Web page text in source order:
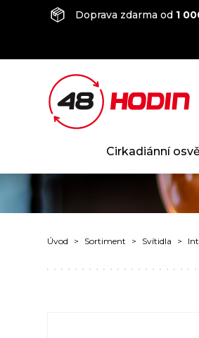
Doprava zdarma od 1
Cirkadiánní
Úvod Sortiment Svítidla